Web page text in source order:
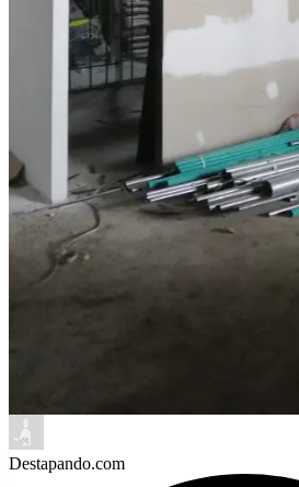
Destapando.com